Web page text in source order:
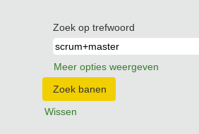
Zoek op trefwoord
Meer opties weergeven
Wissen